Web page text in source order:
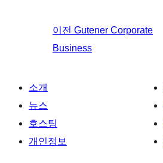
이전 Gutener Corporate
Business
소개
뉴스
호스팅
개인정보